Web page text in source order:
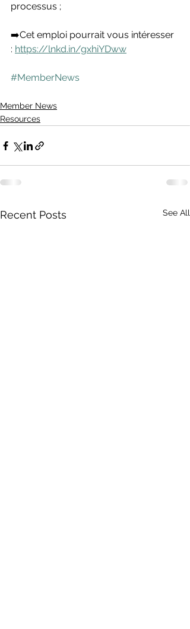
processus ;
➡️Cet emploi pourrait vous intéresser
: https://lnkd.in/gxhiYDww
#MemberNews
Member News
Resources
Recent Posts See All